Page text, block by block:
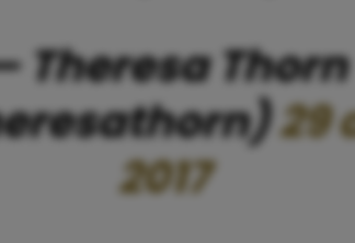
Theresa Thorn
29
2017